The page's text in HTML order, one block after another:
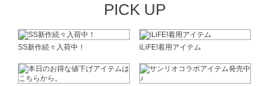
PICK UP
SS新作続々入荷中！ iLiFE!着用アイテム